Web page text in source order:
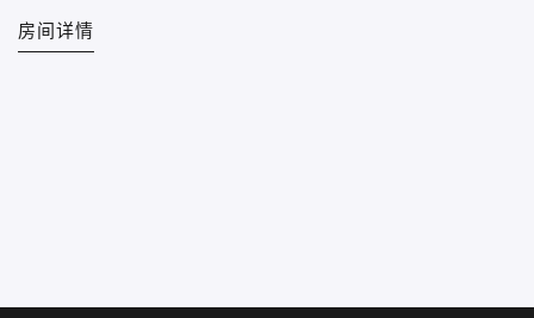
房间详情